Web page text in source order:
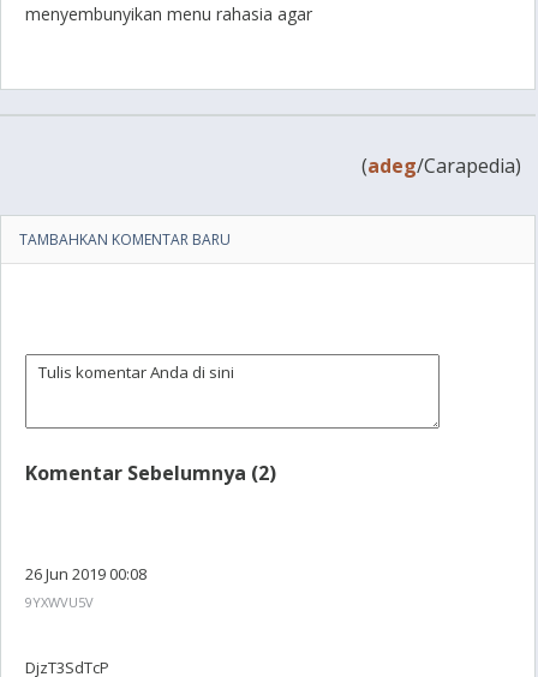
menyembunyikan menu rahasia agar
(adeg/Carapedia)
TAMBAHKAN KOMENTAR BARU
Komentar Sebelumnya (2)
26 Jun 2019 00:08
9YXWVU5V
DjzT3SdTcP